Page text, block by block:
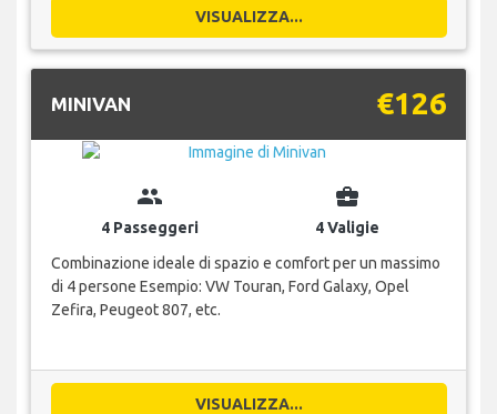
VISUALIZZA...
MINIVAN €126
group
4 Passeggeri
business_center
4 Valigie
Combinazione ideale di spazio e comfort per un massimo
di 4 persone Esempio: VW Touran, Ford Galaxy, Opel
Zefira, Peugeot 807, etc.
VISUALIZZA...